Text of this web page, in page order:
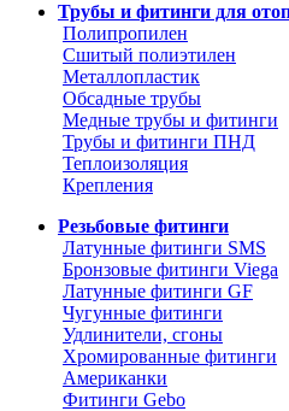
Трубы и фитинги для
Полипропилен
Сшитый полиэтилен
Металлопластик
Обсадные трубы
Медные трубы и фитинги
Трубы и фитинги ПНД
Теплоизоляция
Крепления
Резьбовые фитинги
Латунные фитинги SMS
Бронзовые фитинги Viega
Латунные фитинги GF
Чугунные фитинги
Удлинители, сгоны
Хромированные фитинги
Американки
Фитинги Gebo